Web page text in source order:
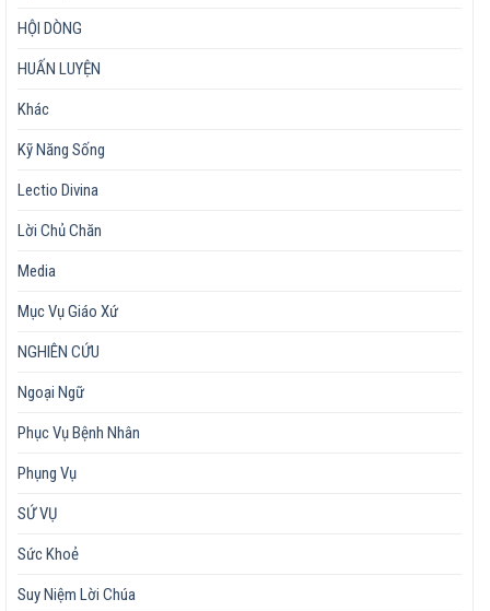
HỘI DÒNG
HUẤN LUYỆN
Khác
Kỹ Năng Sống
Lectio Divina
Lời Chủ Chăn
Media
Mục Vụ Giáo Xứ
NGHIÊN CỨU
Ngoại Ngữ
Phục Vụ Bệnh Nhân
Phụng Vụ
SỨ VỤ
Sức Khoẻ
Suy Niệm Lời Chúa